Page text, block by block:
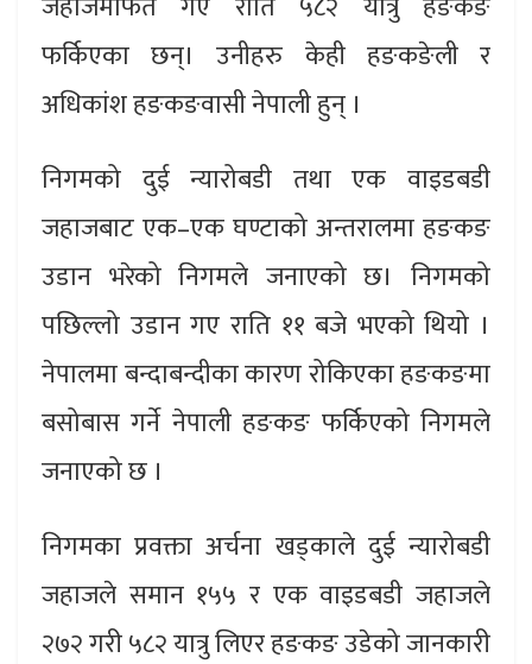
फर्किएका छन्। उनीहरु केही हङकङेली र
अधिकांश हङकङवासी नेपाली हुन् ।
निगमको दुई न्यारोबडी तथा एक वाइडबडी
जहाजबाट एक–एक घण्टाको अन्तरालमा हङकङ
उडान भरेको निगमले जनाएको छ। निगमको
पछिल्लो उडान गए राति ११ बजे भएको थियो ।
नेपालमा बन्दाबन्दीका कारण रोकिएका हङकङमा
बसोबास गर्ने नेपाली हङकङ फर्किएको निगमले
जनाएको छ ।
निगमका प्रवक्ता अर्चना खड्काले दुई न्यारोबडी
जहाजले समान १५५ र एक वाइडबडी जहाजले
२७२ गरी ५८२ यात्रु लिएर हङकङ उडेको जानकारी